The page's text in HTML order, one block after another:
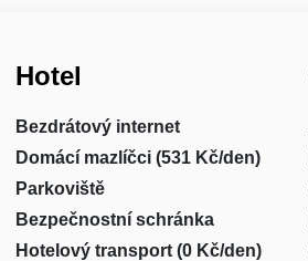
Hotel
Bezdrátový internet
Domácí mazlíčci (531 Kč/den)
Parkoviště
Bezpečnostní schránka
Hotelový transport (0 Kč/den)